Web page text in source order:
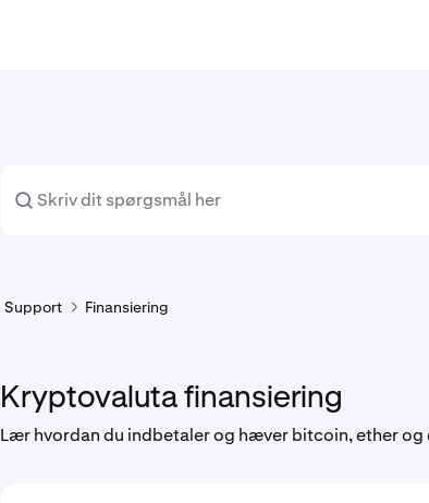
Support Finansiering
Kryptovaluta finansiering
Lær hvordan du indbetaler og hæver bitcoin, ether